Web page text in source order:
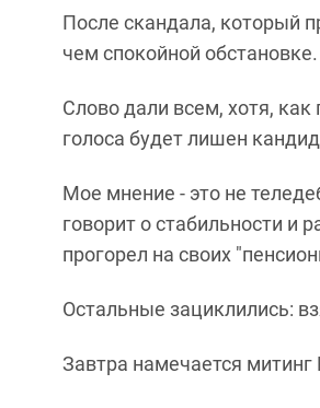
После скандала, который
чем спокойной обстановке.
Слово дали всем, хотя,
голоса будет лишен
Мое мнение - это не
говорит о стабильности и
прогорел на своих
Остальные зациклились:
Завтра намечается